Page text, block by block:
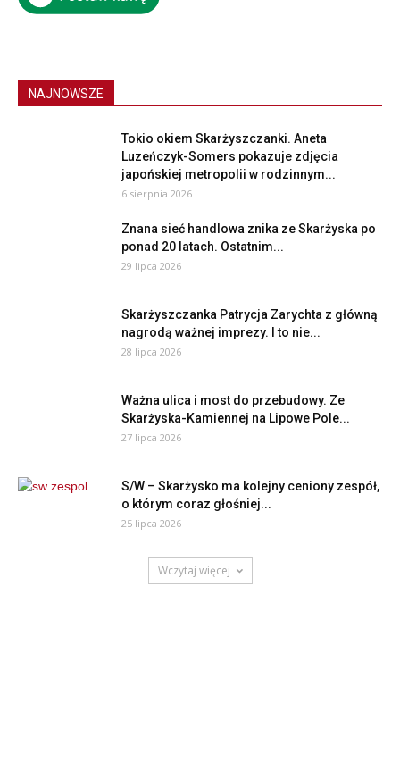
NAJNOWSZE
Tokio okiem Skarżyszczanki. Aneta
Luzeńczyk-Somers pokazuje zdjęcia
japońskiej metropolii w rodzinnym...
6 sierpnia 2026
Znana sieć handlowa znika ze Skarżyska po
ponad 20 latach. Ostatnim...
29 lipca 2026
Skarżyszczanka Patrycja Zarychta z główną
nagrodą ważnej imprezy. I to nie...
28 lipca 2026
Ważna ulica i most do przebudowy. Ze
Skarżyska-Kamiennej na Lipowe Pole...
27 lipca 2026
S/W – Skarżysko ma kolejny ceniony zespół,
o którym coraz głośniej...
25 lipca 2026
Wczytaj więcej